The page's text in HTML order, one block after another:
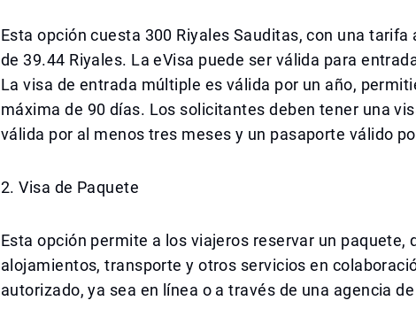
Esta opción cuesta 300 Riyales Sauditas, con una tarifa
de 39.44 Riyales. La eVisa puede ser válida para
La visa de entrada múltiple es válida por un año,
máxima de 90 días. Los solicitantes deben tener una
válida por al menos tres meses y un pasaporte válido
2. Visa de Paquete
Esta opción permite a los viajeros reservar un paquete,
alojamientos, transporte y otros servicios en
autorizado, ya sea en línea o a través de una agencia